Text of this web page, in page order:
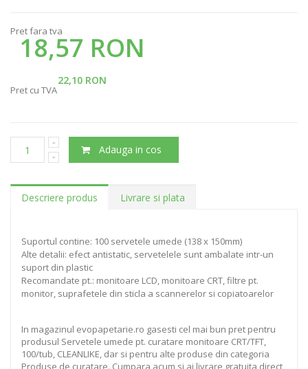
Pret fara tva
18,57 RON
22,10 RON
Pret cu TVA
Adauga in cos
Descriere produs Livrare si plata
Suportul contine: 100 servetele umede (138 x 150mm)
Alte detalii: efect antistatic, servetelele sunt ambalate intr-un
suport din plastic
Recomandate pt.: monitoare LCD, monitoare CRT, filtre pt.
monitor, suprafetele din sticla a scannerelor si copiatoarelor
In magazinul evopapetarie.ro gasesti cel mai bun pret pentru
produsul Servetele umede pt. curatare monitoare CRT/TFT,
100/tub, CLEANLIKE, dar si pentru alte produse din categoria
Produse de curatare. Cumpara acum si ai livrare gratuita direct